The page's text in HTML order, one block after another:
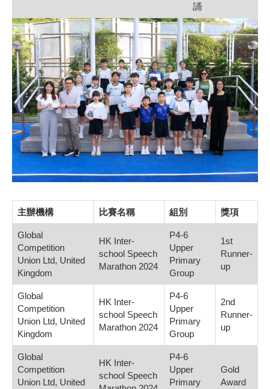
誦
主辦機構 比賽名稱 組別 獎項
Global
Competition
Union Ltd, United
Kingdom
HK Inter-
school Speech
Marathon 2024
P4-6
Upper
Primary
Group
1st
Runner-
up
Global
Competition
Union Ltd, United
Kingdom
HK Inter-
school Speech
Marathon 2024
P4-6
Upper
Primary
Group
2nd
Runner-
up
Global
Competition
Union Ltd, United
HK Inter-
school Speech
P4-6
Upper
Primary
Gold
Award